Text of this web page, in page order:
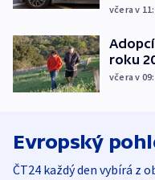
včera v
roku
včera v
Evropský
ČT24 každý den vybírá z